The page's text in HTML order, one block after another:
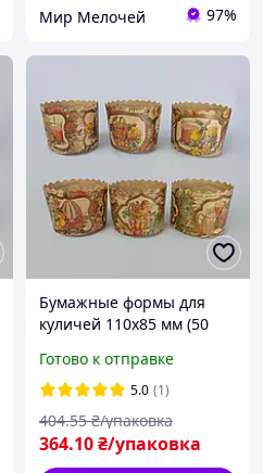
Мир Мелочей 97%
Бумажные формы для
куличей 110х85 мм (50
Форма для кулича,
краффинов и панеттоне
(на 350 г теста) Виктория
Готово к отправке
5.0 (1)
364.10₴/упаковка
404.55 ₴/упаковка